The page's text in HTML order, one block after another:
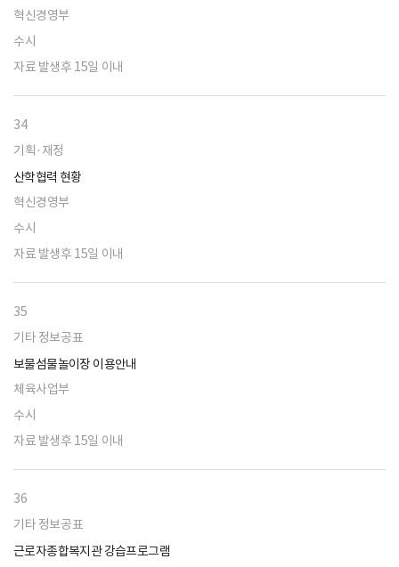
혁신경영부
수시
자료 발생후 15일 이내
34
기획·재정
산학협력 현황
혁신경영부
수시
자료 발생후 15일 이내
35
기타 정보공표
보물섬물놀이장 이용안내
체육사업부
수시
자료 발생후 15일 이내
36
기타 정보공표
근로자종합복지관 강습프로그램